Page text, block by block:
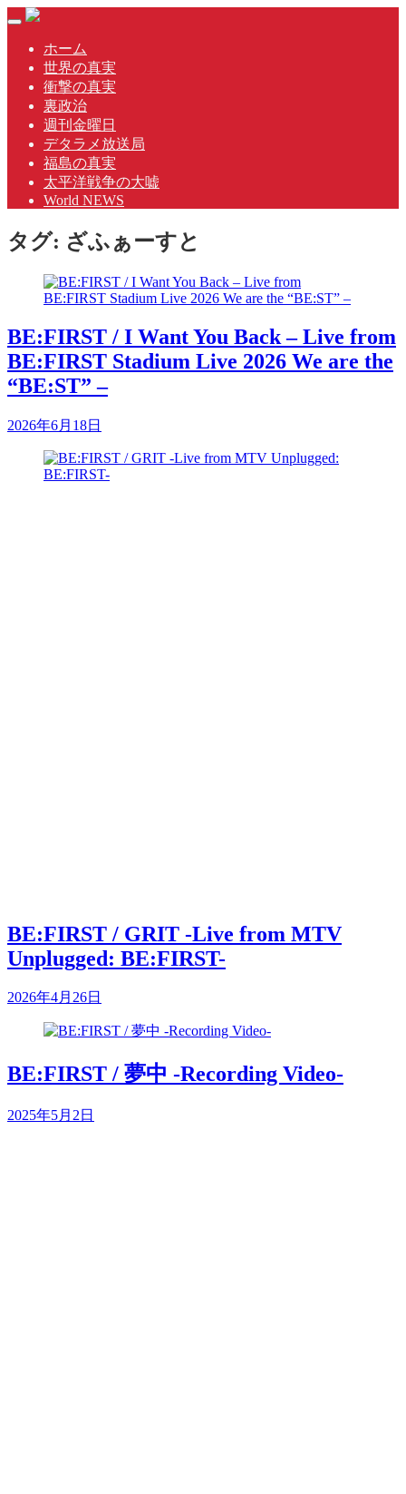
Skip
content
Toggle
navigationホーム
世界の真実
衝撃の真実
裏政治
週刊金曜日
デタラメ放送局
福島の真実
太平洋戦争の大嘘
World NEWS
タグ: ざふぁーすと
BE:FIRST / I Want You Back – Live from
BE:FIRST Stadium Live 2026 We are the
“BE:ST” –
2026年6月18日
BE:FIRST / GRIT -Live from MTV
Unplugged: BE:FIRST-
2026年4月26日
BE:FIRST / 夢中 -Recording Video-
2025年5月2日